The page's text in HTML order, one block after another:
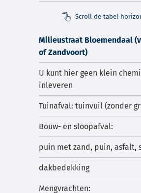
Scroll de tabel
Milieustraat Bloemendaal
of Zandvoort)
U kunt hier geen klein
inleveren
Tuinafval: tuinvuil (zonder
Bouw- en sloopafval:
puin met zand, puin, asfalt,
dakbedekking
Mengvrachten: